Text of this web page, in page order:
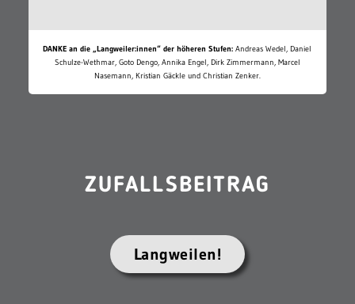
DANKE an die „Langweiler:innen“ der höheren Stufen: Andreas Wedel, Daniel
Schulze-Wethmar, Goto Dengo, Annika Engel, Dirk Zimmermann, Marcel
Nasemann, Kristian Gäckle und Christian Zenker.
ZUFALLSBEITRAG
Langweilen!